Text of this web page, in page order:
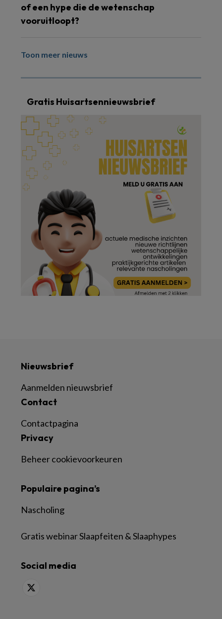
of een hype die de wetenschap
vooruitloopt?
Toon meer nieuws
Gratis Huisartsennieuwsbrief
Nieuwsbrief
Aanmelden nieuwsbrief
Contact
Contactpagina
Privacy
Beheer cookievoorkeuren
Populaire pagina’s
Nascholing
Gratis webinar Slaapfeiten & Slaaphypes
Social media